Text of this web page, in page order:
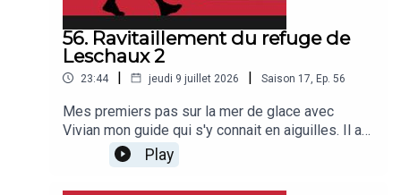
56. Ravitaillement du refuge de
Leschaux 2
23:44 | jeudi 9 juillet 2026 | Saison 17 Ep. 56
Mes premiers pas sur la mer de glace avec
Vivian mon guide qui s'y connait en aiguilles. Il a
skié les 82 sommets des Alpes de plus de 4000
mètres, tout est sur son site vivianbruchet.com.
Play